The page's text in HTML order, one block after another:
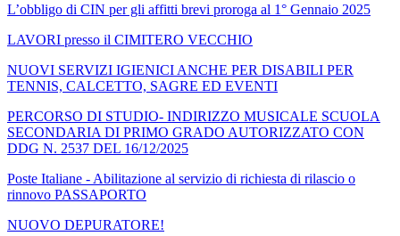
L’obbligo di CIN per gli affitti brevi proroga al 1° Gennaio 2025
LAVORI presso il CIMITERO VECCHIO
NUOVI SERVIZI IGIENICI ANCHE PER DISABILI PER
TENNIS, CALCETTO, SAGRE ED EVENTI
PERCORSO DI STUDIO- INDIRIZZO MUSICALE SCUOLA
SECONDARIA DI PRIMO GRADO AUTORIZZATO CON
DDG N. 2537 DEL 16/12/2025
Poste Italiane - Abilitazione al servizio di richiesta di rilascio o
rinnovo PASSAPORTO
NUOVO DEPURATORE!